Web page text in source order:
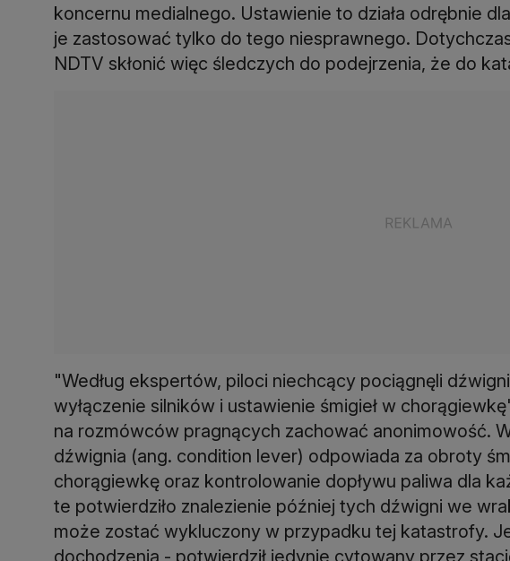
koncernu medialnego. Ustawienie to działa odrębnie
je zastosować tylko do tego niesprawnego.
NDTV skłonić więc śledczych do podejrzenia, że do
"Według ekspertów, piloci niechcący pociągnęli
wyłączenie silników i ustawienie śmigieł w
na rozmówców pragnących zachować anonimowość.
dźwignia (ang. condition lever) odpowiada za obroty
chorągiewkę oraz kontrolowanie dopływu paliwa dla
te potwierdziło znalezienie później tych dźwigni we
może zostać wykluczony w przypadku tej katastrofy.
dochodzenia - potwierdził jedynie cytowany przez